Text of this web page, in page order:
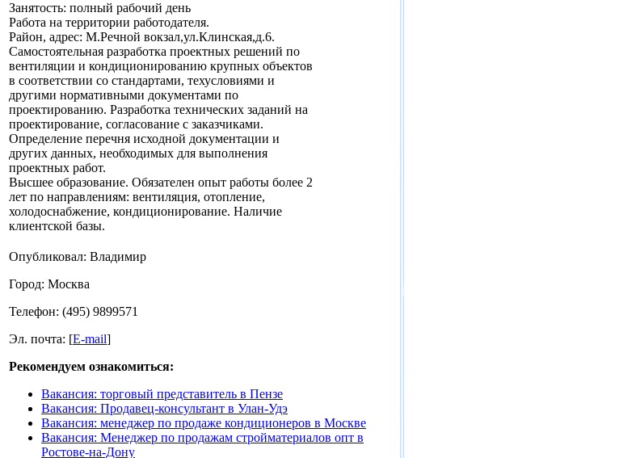
Занятость: полный рабочий день
Работа на территории работодателя.
Район, адрес: М.Речной вокзал,ул.Клинская,д.6.
Самостоятельная разработка проектных решений по
вентиляции и кондиционированию крупных объектов
в соответствии со стандартами, техусловиями и
другими нормативными документами по
проектированию. Разработка технических заданий на
проектирование, согласование с заказчиками.
Определение перечня исходной документации и
других данных, необходимых для выполнения
проектных работ.
Высшее образование. Обязателен опыт работы более 2
лет по направлениям: вентиляция, отопление,
холодоснабжение, кондиционирование. Наличие
клиентской базы.
Опубликовал: Владимир
Город: Москва
Телефон: (495) 9899571
Эл. почта: [E-mail]
Рекомендуем ознакомиться:
Вакансия: торговый представитель в Пензе
Вакансия: Продавец-консультант в Улан-Удэ
Вакансия: менеджер по продаже кондиционеров в Москве
Вакансия: Менеджер по продажам стройматериалов опт в
Ростове-на-Дону